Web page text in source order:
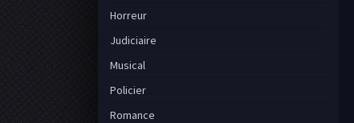
Horreur
Judiciaire
Musical
Policier
Romance